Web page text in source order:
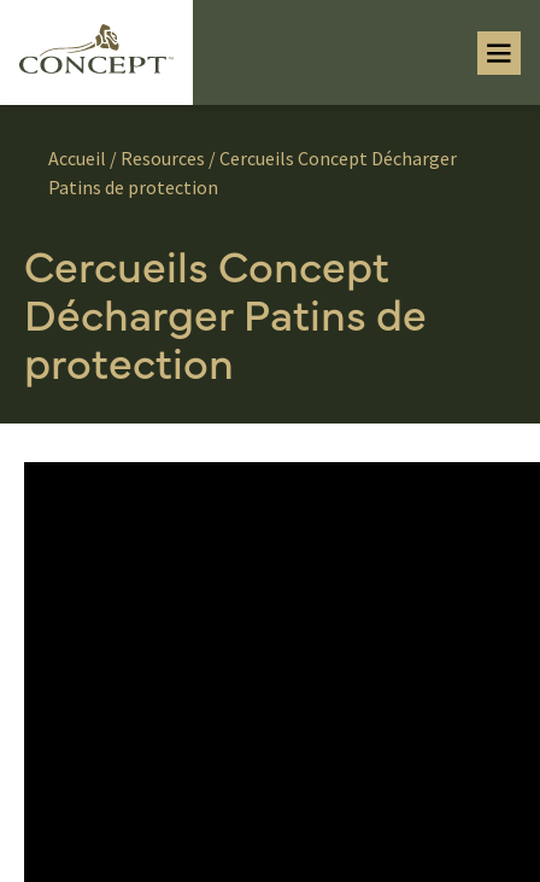
Accueil / Resources / Cercueils Concept Décharger
Patins de protection
Cercueils Concept
Décharger Patins de
protection